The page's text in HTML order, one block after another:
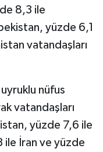
8,3 ile
yüzde 6,1
vatandaşları
nüfus
vatandaşları
yüzde 7,6 ile
ile İran ve yüzde